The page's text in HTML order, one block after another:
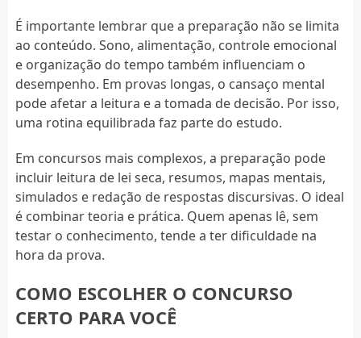
É importante lembrar que a preparação não se limita
ao conteúdo. Sono, alimentação, controle emocional
e organização do tempo também influenciam o
desempenho. Em provas longas, o cansaço mental
pode afetar a leitura e a tomada de decisão. Por isso,
uma rotina equilibrada faz parte do estudo.
Em concursos mais complexos, a preparação pode
incluir leitura de lei seca, resumos, mapas mentais,
simulados e redação de respostas discursivas. O ideal
é combinar teoria e prática. Quem apenas lê, sem
testar o conhecimento, tende a ter dificuldade na
hora da prova.
COMO ESCOLHER O CONCURSO
CERTO PARA VOCÊ